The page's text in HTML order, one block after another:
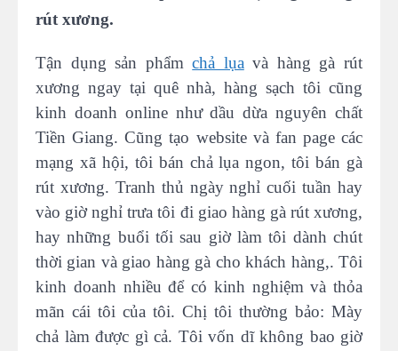
rút xương.
Tận dụng sản phẩmchả lụa và hàng gà rút
xương ngay tại quê nhà, hàng sạch tôi cũng
kinh doanh online như dầu dừa nguyên chất
Tiền Giang. Cũng tạo website và fan page các
mạng xã hội, tôi bán chả lụa ngon, tôi bán gà
rút xương. Tranh thủ ngày nghỉ cuối tuần hay
vào giờ nghỉ trưa tôi đi giao hàng gà rút xương,
hay những buổi tối sau giờ làm tôi dành chút
thời gian và giao hàng gà cho khách hàng,. Tôi
kinh doanh nhiều để có kinh nghiệm và thỏa
mãn cái tôi của tôi. Chị tôi thường bảo: Mày
chả làm được gì cả. Tôi vốn dĩ không bao giờ